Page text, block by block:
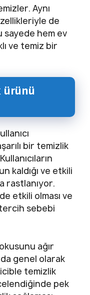
Aynı
de
sayede hem ev
ve temiz bir
bir temizlik
kaldığı ve etkili
rastlanıyor.
etkili olması ve
tercih sebebi
ağır
genel olarak
temizlik
pek